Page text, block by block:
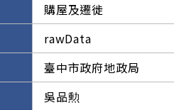
購屋及遷徙
rawData
臺中市政府地政局
吳品勲